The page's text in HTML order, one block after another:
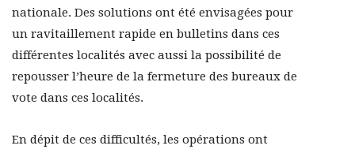
nationale. Des solutions ont été envisagées pour
un ravitaillement rapide en bulletins dans ces
différentes localités avec aussi la possibilité de
repousser l’heure de la fermeture des bureaux de
vote dans ces localités.
En dépit de ces difficultés, les opérations ont